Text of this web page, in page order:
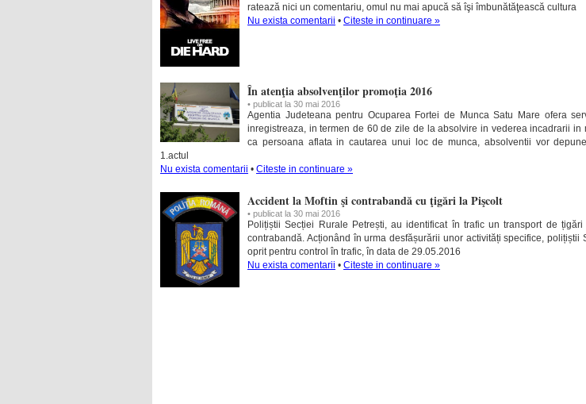
ratează nici un comentariu, omul nu mai apucă să îşi îmbunătăţească cultura
Nu exista comentarii • Citeste in continuare »
În atenţia absolvenţilor promoţia 2016
• publicat la 30 mai 2016
Agentia Judeteana pentru Ocuparea Fortei de Munca Satu Mare ofera
inregistreaza, in termen de 60 de zile de la absolvire in vederea incadrarii in
ca persoana aflata in cautarea unui loc de munca, absolventii vor
1.actul
Nu exista comentarii • Citeste in continuare »
Accident la Moftin şi contrabandă cu ţigări la Pişcolt
• publicat la 30 mai 2016
Polițiștii Secției Rurale Petrești, au identificat în trafic un transport de
contrabandă. Acționând în urma desfășurării unor activități specifice, polițiștii
oprit pentru control în trafic, în data de 29.05.2016
Nu exista comentarii • Citeste in continuare »